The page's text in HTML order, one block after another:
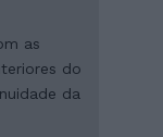
as
do
da